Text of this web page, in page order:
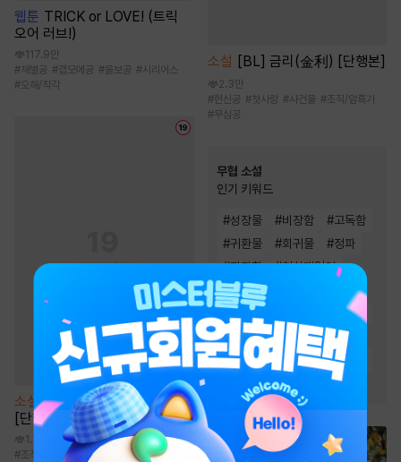
웹툰 TRICK or LOVE! (트릭
오어 러브!)
117.9만
# 재벌공 #갭모에공 #울보공 #시리어스
#오해/착각
소설 [BL] 블랙아웃(Blackout)
[단행본]
1.2만
#조직/암흑가 #초딩공 현대물 #소심수
소설 [BL] 금리(金利) [단행본]
2.3만
#헌신공 #첫사랑 #사건물 #조직/암흑가
#무심공
무협 소설
인기 키워드
#성장물 #비장함 #고독함
#귀환물 #회귀물 #정파
#잔잔함 #천하제일인
#먼치킨
생존물
복수물
#빙의물
차원이동물
#사이다물 천마 #유쾌함
#통쾌함